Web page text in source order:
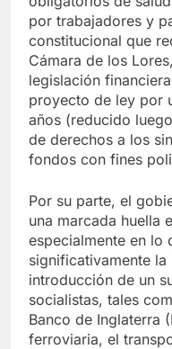
por trabajadores y
constitucional que
Cámara de los
legislación
proyecto de ley por
años (reducido
de derechos a los
fondos con fines
Por su parte, el
una marcada huella
especialmente en lo
significativamente
introducción de un
socialistas, tales
Banco de Inglaterra
ferroviaria, el